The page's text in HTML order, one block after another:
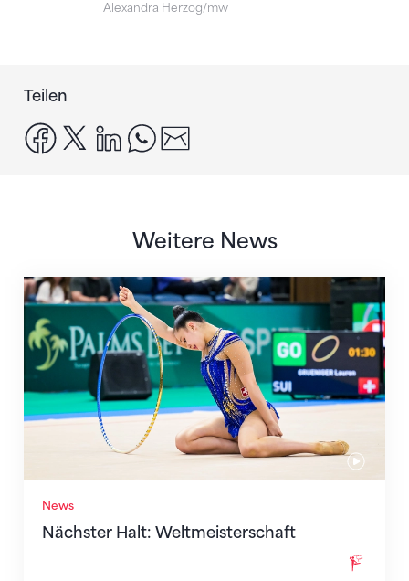
Alexandra Herzog/mw
Teilen
facebook
x linkedinwhatsapp
Weitere News
News
Nächster Halt: Weltmeisterschaft
Nächster Halt: Weltmeisterschaft